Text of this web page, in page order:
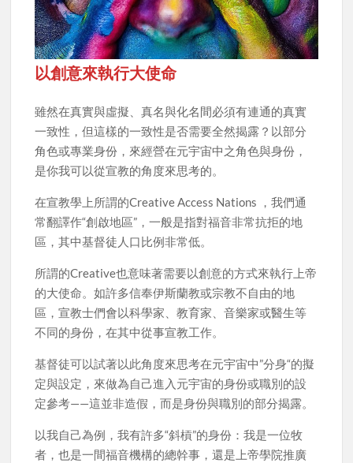
以創意來執行大使命
雖然在真實與虛擬、真名與化名間必須有連通的真實
一致性，但這樣的一致性是否需要全然揭露？以部分
角色或專業身份，來經營在元宇宙中之角色與身份，
是你我可以從宣教的角度來思考的。
在宣教學上所謂的Creative Access Nations ，我們通
常翻譯作“創啟地區”，一般是指對福音非常抗拒的地
區，其中基督徒人口比例非常低。
所謂的Creative也意味著需要以創意的方式來執行上帝
的大使命。如許多信奉伊斯蘭教或宗教不自由的地
區，宣教士們會以科學家、教育家、音樂家或醫生等
不同的身份，在其中從事宣教工作。
基督徒可以試著以此角度來思考在元宇宙中”分身“的擬
定與設定，來做為自己進入元宇宙的身份或職別的設
定參考——這並非造假，而是身份與職別的部分揭露。
以我自己為例，我有許多“斜槓”的身份：我是一位牧
者，也是一間福音機構的總幹事，還是上帝學院推廣